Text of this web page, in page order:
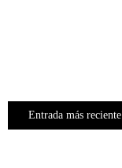
Entrada más reciente